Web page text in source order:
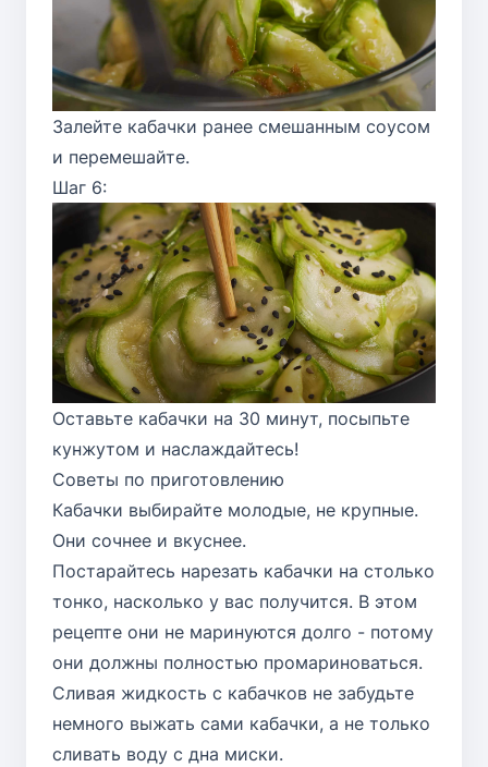
Залейте кабачки ранее смешанным соусом
и перемешайте.
Шаг 6:
Оставьте кабачки на 30 минут, посыпьте
кунжутом и наслаждайтесь!
Советы по приготовлению
Кабачки выбирайте молодые, не крупные.
Они сочнее и вкуснее.
Постарайтесь нарезать кабачки на столько
тонко, насколько у вас получится. В этом
рецепте они не маринуются долго - потому
они должны полностью промариноваться.
Сливая жидкость с кабачков не забудьте
немного выжать сами кабачки, а не только
сливать воду с дна миски.